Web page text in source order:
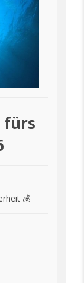
fürs
💰